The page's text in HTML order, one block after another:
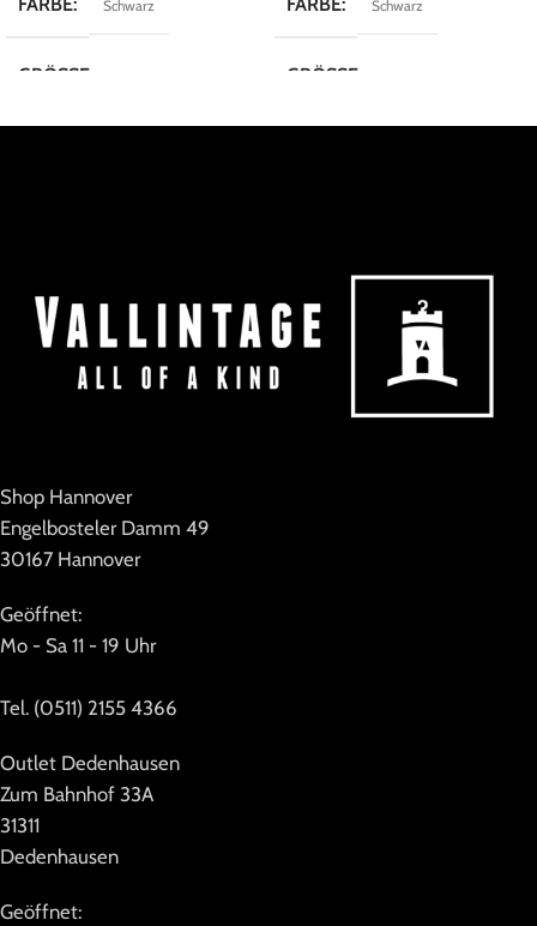
FARBE Schwarz
GRÖSSE
FARBE Schwarz
GRÖSSE
Shop Hannover
Engelbosteler Damm 49
30167 Hannover
Geöffnet:
Mo - Sa 11 - 19 Uhr
Tel. (0511) 2155 4366
Outlet Dedenhausen
Zum Bahnhof 33A
31311
Dedenhausen
Geöffnet: